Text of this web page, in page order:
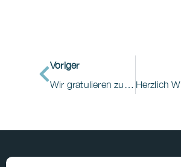
Voriger
Wir gratulieren zum erfolgreichen Abschluss der Weiterbildung „Pain Nurse/ Pflegerischer Schmerzexperte“